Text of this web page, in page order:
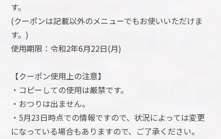
す。
(クーポンは記載以外のメニューでもお使いいただけま
す。)
使用期限：令和2年6月22日(月)
【クーポン使用上の注意】
・コピーしての使用は厳禁です。
・おつりは出ません。
・5月23日時点での情報ですので、状況によっては変更
になっている場合もありますので、ご了承ください。